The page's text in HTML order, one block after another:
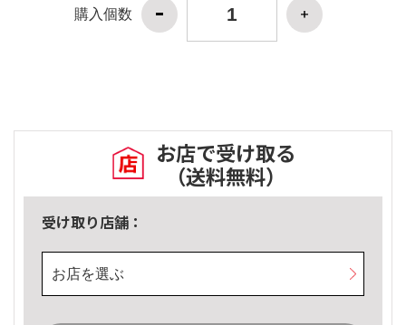
購入個数
お店で受け取る
（送料無料）
受け取り店舗：
お店を選ぶ